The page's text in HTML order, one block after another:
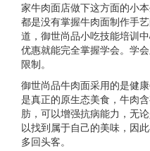
家牛肉面店做下这方面的小
都是没有掌握牛肉面制作手
道，御世尚品小吃技能培训
优惠就能完全掌握学会。学
限制。
御世尚品牛肉面采用的是健
是真正的原生态美食，牛肉
肪，可以增强抗病能力，无
以找到属于自己的美味，因
多回头客。